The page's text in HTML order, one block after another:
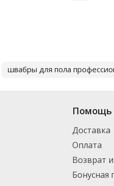
швабры для пола
Помощь
Доставка
Оплата
Возврат
Бонусная